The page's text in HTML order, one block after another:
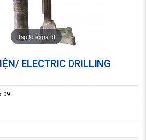
Tap to expand
ELECTRIC DRILLING